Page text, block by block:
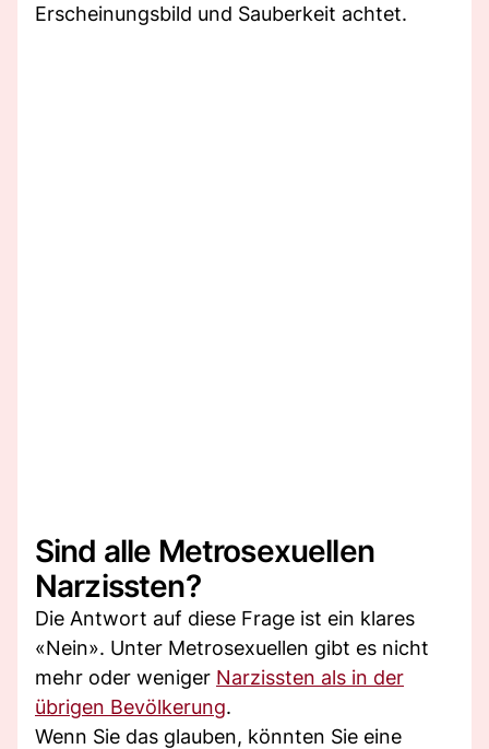
Erscheinungsbild und Sauberkeit achtet.
Sind alle Metrosexuellen
Narzissten?
Die Antwort auf diese Frage ist ein klares
«Nein». Unter Metrosexuellen gibt es nicht
mehr oder weniger Narzissten als in der
übrigen Bevölkerung.
Wenn Sie das glauben, könnten Sie eine